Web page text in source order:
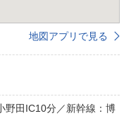
地図アプリで見る
野田IC10分／新幹線：博